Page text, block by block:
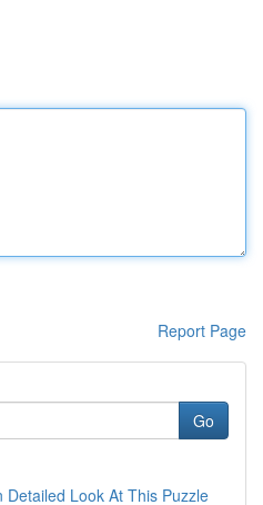
Report Page
Go
Detailed Look At This Puzzle